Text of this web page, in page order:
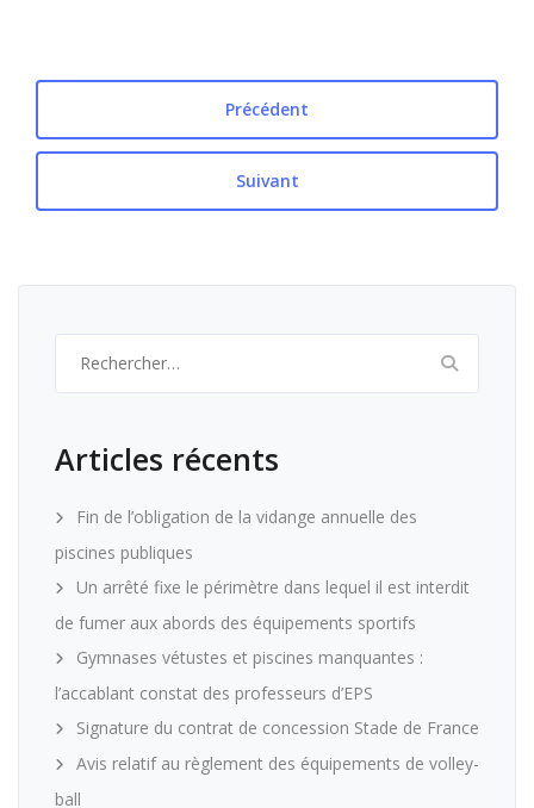
Précédent
Suivant
Articles récents
Fin de l’obligation de la vidange annuelle des
piscines publiques
Un arrêté fixe le périmètre dans lequel il est interdit
de fumer aux abords des équipements sportifs
Gymnases vétustes et piscines manquantes :
l’accablant constat des professeurs d’EPS
Signature du contrat de concession Stade de France
Avis relatif au règlement des équipements de volley-
ball